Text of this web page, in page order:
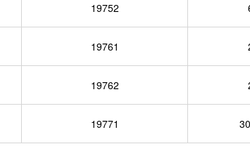
19752
19761
19762
19771